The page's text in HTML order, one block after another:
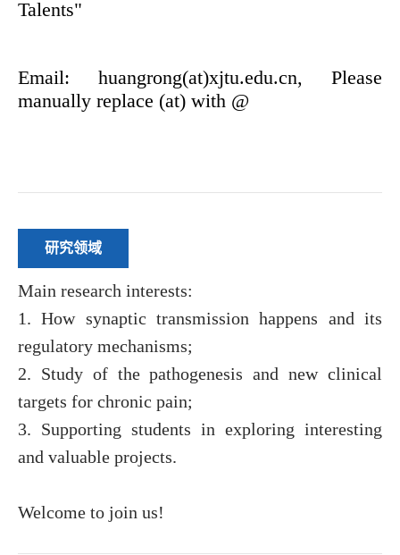
研究领域
Main research interests:
1. How synaptic transmission happens and its
regulatory mechanisms;
2. Study of the pathogenesis and new clinical
targets for chronic pain;
3. Supporting students in exploring interesting
and valuable projects.
Welcome to join us!